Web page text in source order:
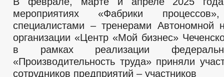
мероприятиях «Фабрики
специалистами – тренерами Автономной
организации «Центр «Мой бизнес»
в рамках реализации
«Производительность труда» приняли
сотрудников предприятий – участников